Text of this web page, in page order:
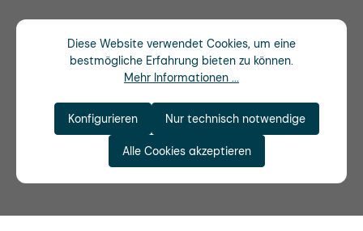
Diese Website verwendet Cookies, um eine
bestmögliche Erfahrung bieten zu können.
Mehr Informationen ...
Nur technisch notwendige
Konfigurieren
Alle Cookies akzeptieren